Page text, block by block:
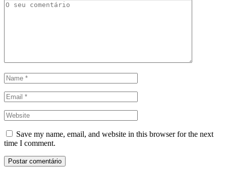
Save my name, email, and website in this browser for the next
time I comment.